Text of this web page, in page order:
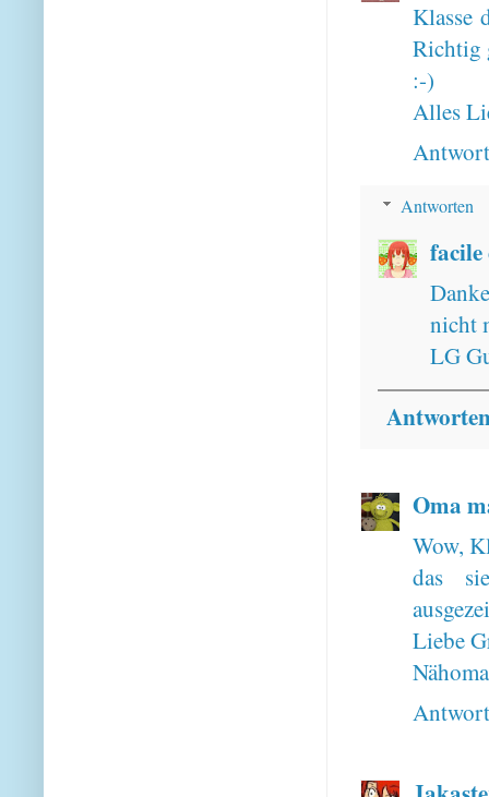
Klasse
Richtig
:-)
Alles
Antworten
facile
nicht
LG
Oma
Wow,
das
Liebe
Nähoma